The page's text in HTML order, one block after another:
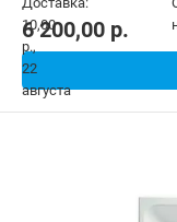
6 200,00 p.